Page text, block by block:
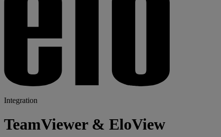
Integration
TeamViewer & EloView